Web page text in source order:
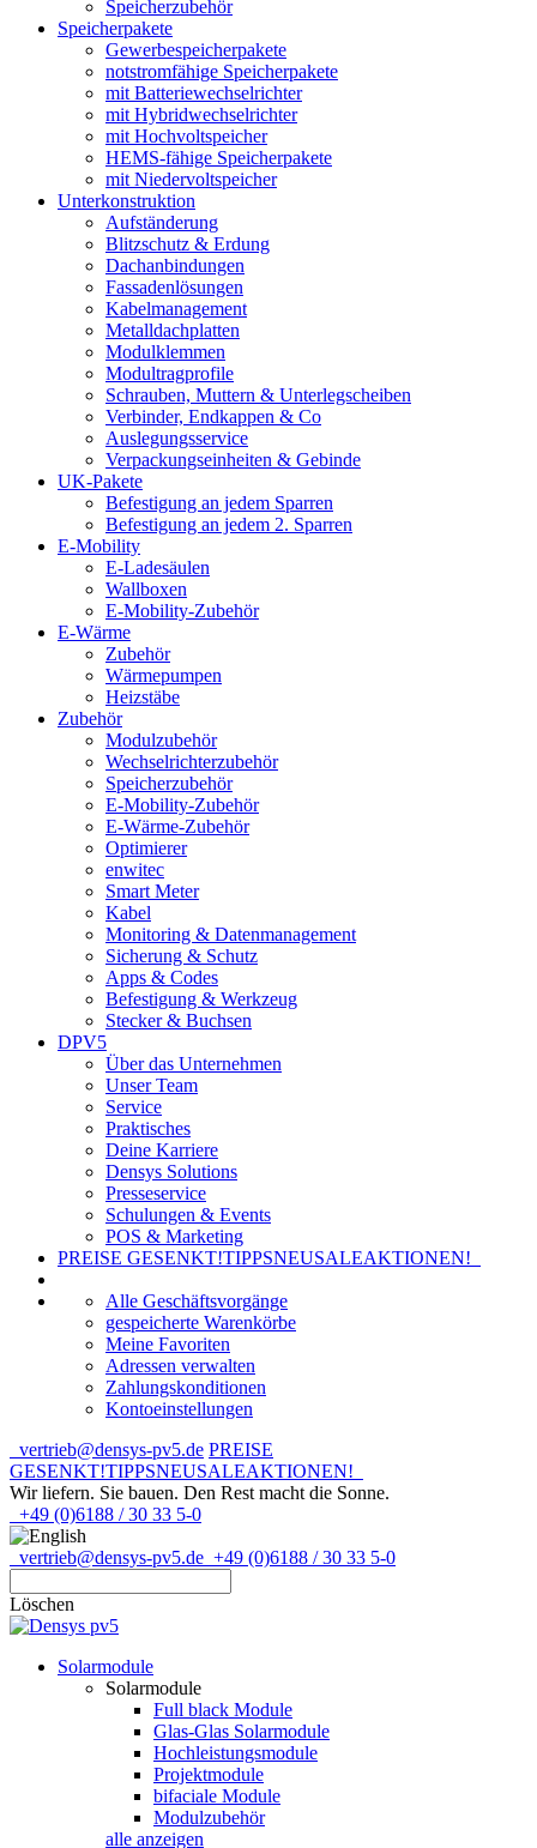
Speicherzubehör
Speicherpakete
Gewerbespeicherpakete
notstromfähige Speicherpakete
mit Batteriewechselrichter
mit Hybridwechselrichter
mit Hochvoltspeicher
HEMS-fähige Speicherpakete
mit Niedervoltspeicher
Unterkonstruktion
Aufständerung
Blitzschutz & Erdung
Dachanbindungen
Fassadenlösungen
Kabelmanagement
Metalldachplatten
Modulklemmen
Modultragprofile
Schrauben, Muttern & Unterlegscheiben
Verbinder, Endkappen & Co
Auslegungsservice
Verpackungseinheiten & Gebinde
UK-Pakete
Befestigung an jedem Sparren
Befestigung an jedem 2. Sparren
E-Mobility
E-Ladesäulen
Wallboxen
E-Mobility-Zubehör
E-Wärme
Zubehör
Wärmepumpen
Heizstäbe
Zubehör
Modulzubehör
Wechselrichterzubehör
Speicherzubehör
E-Mobility-Zubehör
E-Wärme-Zubehör
Optimierer
enwitec
Smart Meter
Kabel
Monitoring & Datenmanagement
Sicherung & Schutz
Apps & Codes
Befestigung & Werkzeug
Stecker & Buchsen
DPV5
Über das Unternehmen
Unser Team
Service
Praktisches
Deine Karriere
Densys Solutions
Presseservice
Schulungen & Events
POS & Marketing
PREISE GESENKT!TIPPSNEUSALEAKTIONEN!
Alle Geschäftsvorgänge
gespeicherte Warenkörbe
Meine Favoriten
Adressen verwalten
Zahlungskonditionen
Kontoeinstellungen
vertrieb@densys-pv5.de PREISE
GESENKT!TIPPSNEUSALEAKTIONEN!
Wir liefern. Sie bauen. Den Rest macht die Sonne.
+49 (0)6188 / 30 33 5-0
vertrieb@densys-pv5.de +49 (0)6188 / 30 33 5-0
Löschen
Solarmodule
Solarmodule
Full black Module
Glas-Glas Solarmodule
Hochleistungsmodule
Projektmodule
bifaciale Module
Modulzubehör
alle anzeigen